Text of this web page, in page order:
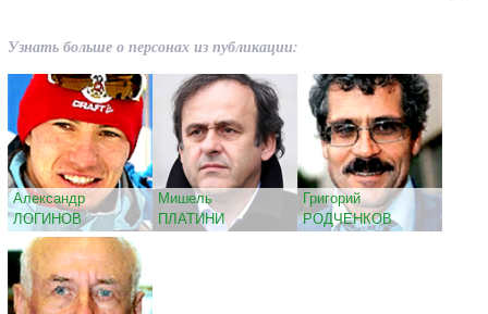
Узнать больше о персонах из публикации:
Александр
ЛОГИНОВ
Мишель
ПЛАТИНИ
Григорий
РОДЧЕНКОВ